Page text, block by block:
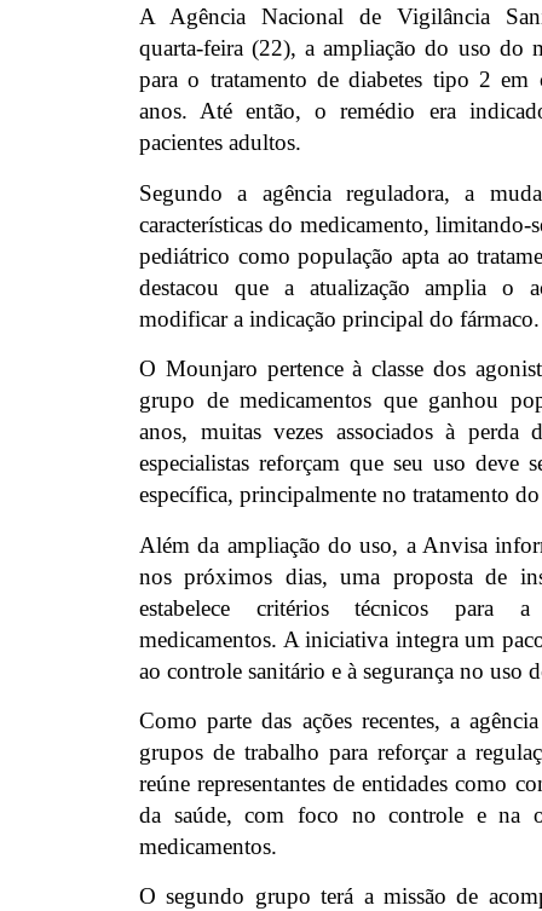
A Agência Nacional de Vigilância
quarta-feira (22), a ampliação do uso do
para o tratamento de diabetes tipo 2 em
anos. Até então, o remédio era
pacientes adultos.
Segundo a agência reguladora, a
características do medicamento,
pediátrico como população apta ao
destacou que a atualização amplia o
modificar a indicação principal do fármaco.
O Mounjaro pertence à classe dos
grupo de medicamentos que ganhou
anos, muitas vezes associados à perda
especialistas reforçam que seu uso deve
específica, principalmente no tratamento
Além da ampliação do uso, a Anvisa
nos próximos dias, uma proposta de
estabelece critérios técnicos para a
medicamentos. A iniciativa integra um
ao controle sanitário e à segurança no uso
Como parte das ações recentes, a
grupos de trabalho para reforçar a
reúne representantes de entidades como
da saúde, com foco no controle e na
medicamentos.
O segundo grupo terá a missão de